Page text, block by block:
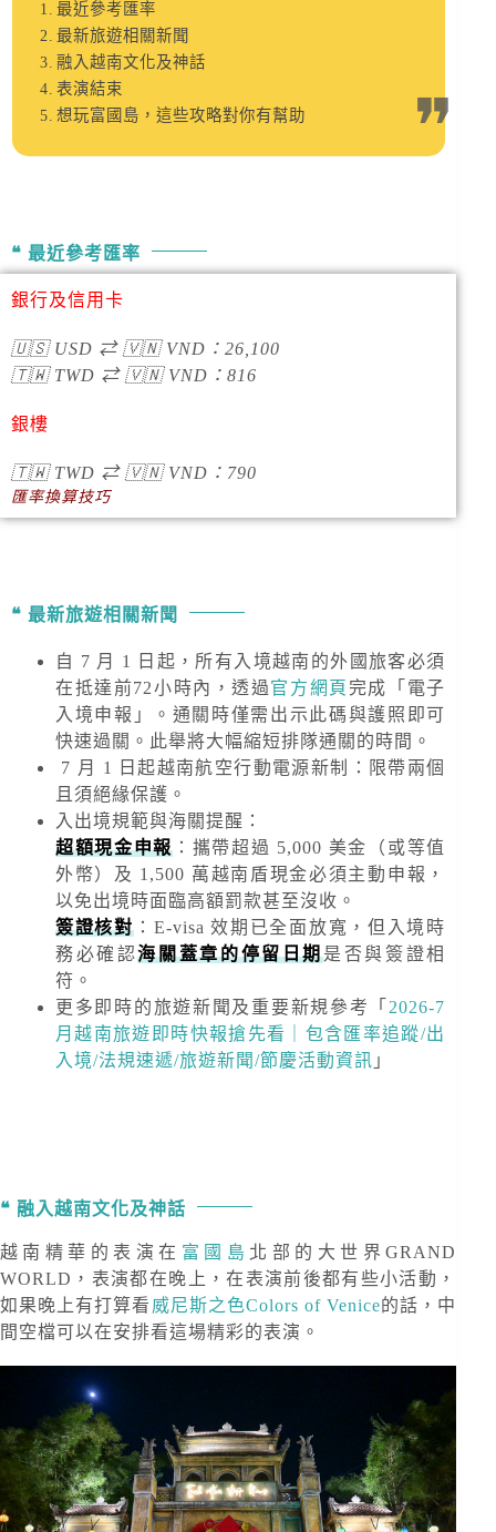
最近參考匯率
最新旅遊相關新聞
融入越南文化及神話
表演結束
想玩富國島，這些攻略對你有幫助
最近參考匯率
銀行及信用卡
🇺🇸USD ⇄ 🇻🇳VND ： 26,100
🇹🇼TWD ⇄ 🇻🇳VND ： 816
銀樓
🇹🇼TWD ⇄ 🇻🇳VND ：790
匯率換算技巧
最新旅遊相關新聞
自 7 月 1 日起，所有入境越南的外國旅客必須
在抵達前72小時內，透過官方網頁 完成「電子
入境申報」。通關時僅需出示此碼與護照即可
快速過關。此舉將大幅縮短排隊通關的時間。
7 月 1 日起越南航空行動電源新制：限帶兩個
且須絕緣保護。
入出境規範與海關提醒 ：
超額現金申報 ：攜帶超過 5,000 美金
（或等值
外幣）及 1,500 萬越南盾現金必須主動申報，
以免出境時面臨高額罰款甚至沒收。
簽證核對：E-visa 效期已全面放寬，但入境時
務必確認海關蓋章的停留日期是否與簽證相
符。
更多即時的旅遊新聞及重要新規參考「 2026-7
月越南旅遊即時快報搶先看｜包含匯率追蹤/出
入境/法規速遞/旅遊新聞/節慶活動資訊 」
融入越南文化及神話
越南精華的表演在 富國島 北部的大世界GRAND
WORLD，表演都在晚上，在表演前後都有些小活動，
如果晚上有打算看 威尼斯之色Colors of Venice的話，中
間空檔可以在安排看這場精彩的表演。